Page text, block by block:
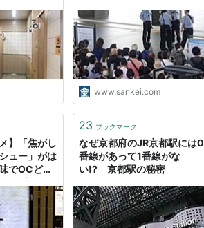
www.sankei.com
】「焦がし
ュー」がは
でOCどす
店』
23 ブックマーク
なぜ京都府のJR京都駅には0
番線があって1番線がな
い!? 京都駅の秘密